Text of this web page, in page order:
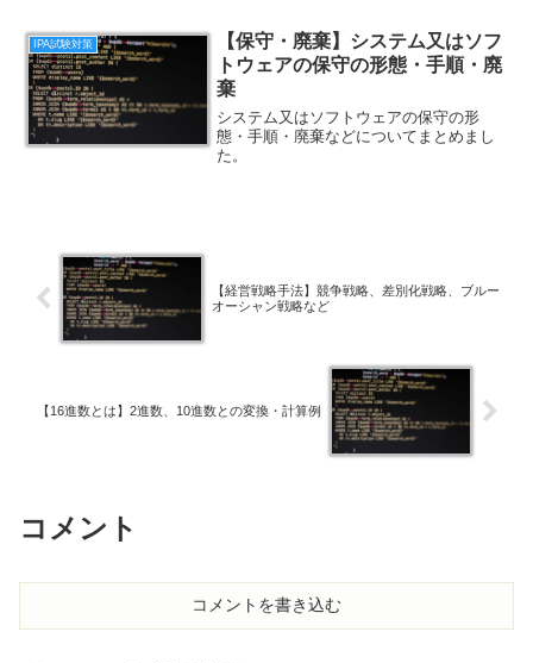
IPA試験対策
【保守・廃棄】システム又はソフ
トウェアの保守の形態・手順・廃
棄
システム又はソフトウェアの保守の形
態・手順・廃棄などについてまとめまし
た。
【経営戦略手法】競争戦略、差別化戦略、ブルー
オーシャン戦略など
【16進数とは】2進数、10進数との変換・計算例
コメント
コメントを書き込む